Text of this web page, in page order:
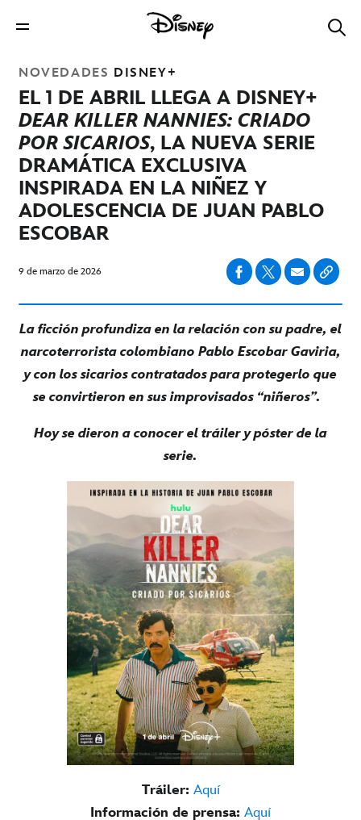
NOVEDADES DISNEY+
EL 1 DE ABRIL LLEGA A DISNEY+
DEAR KILLER NANNIES: CRIADO
POR SICARIOS, LA NUEVA SERIE
DRAMÁTICA EXCLUSIVA
INSPIRADA EN LA NIÑEZ Y
ADOLESCENCIA DE JUAN PABLO
ESCOBAR
9 de marzo de 2026
La ficción profundiza en la relación con su padre, el
narcoterrorista colombiano Pablo Escobar Gaviria,
y con los sicarios contratados para protegerlo que
se convirtieron en sus improvisados “niñeros”.
Hoy se dieron a conocer el tráiler y póster de la
serie.
Tráiler: Aquí
Información de prensa: Aquí